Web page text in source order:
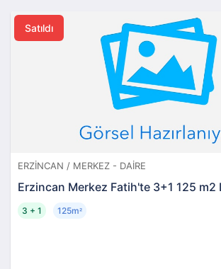
Satıldı
ERZINCAN / MERKEZ - DAIRE
Erzincan Merkez Fatih'te 3+1 125 m2
3 + 1 125m²